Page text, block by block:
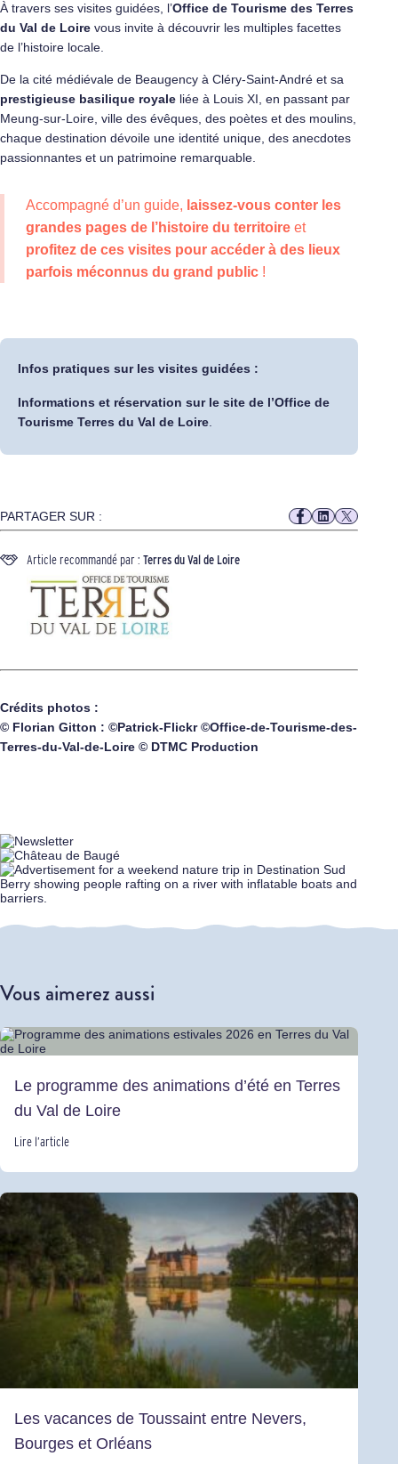
À travers ses visites guidées, l’Office de Tourisme des Terres
du Val de Loire vous invite à découvrir les multiples facettes
de l’histoire locale.
De la cité médiévale de Beaugency à Cléry-Saint-André et sa
prestigieuse basilique royale liée à Louis XI, en passant par
Meung-sur-Loire, ville des évêques, des poètes et des moulins,
chaque destination dévoile une identité unique, des anecdotes
passionnantes et un patrimoine remarquable.
Accompagné d’un guide, laissez-vous conter les
grandes pages de l’histoire du territoire et
profitez de ces visites pour accéder à des lieux
parfois méconnus du grand public !
Infos pratiques sur les visites guidées :
Informations et réservation sur le site de l’Office de
Tourisme Terres du Val de Loire
PARTAGER SUR :
Article recommandé par : Terres du Val de Loire
Crédits photos :
© Florian Gitton : ©Patrick-Flickr ©Office-de-Tourisme-des-
Terres-du-Val-de-Loire © DTMC Production
Vous aimerez aussi
Le programme des animations d’été en Terres
du Val de Loire
Lire l’article
Les vacances de Toussaint entre Nevers,
Bourges et Orléans